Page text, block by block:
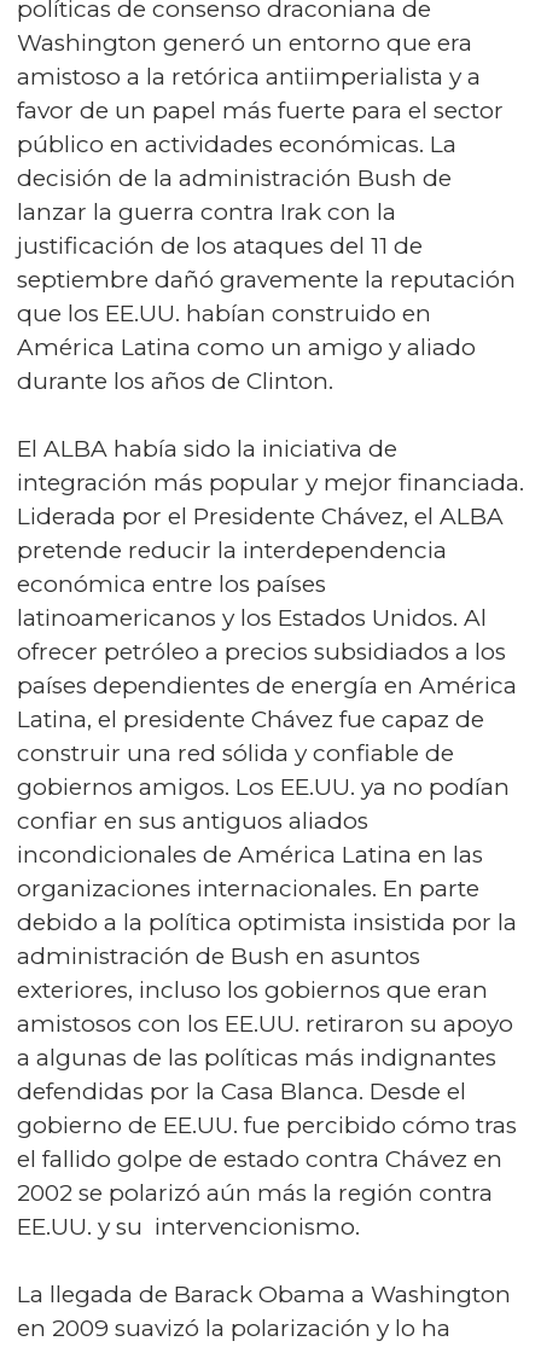
políticas de consenso draconiana de
Washington generó un entorno que era
amistoso a la retórica antiimperialista y a
favor de un papel más fuerte para el sector
público en actividades económicas. La
decisión de la administración Bush de
lanzar la guerra contra Irak con la
justificación de los ataques del 11 de
septiembre dañó gravemente la reputación
que los EE.UU. habían construido en
América Latina como un amigo y aliado
durante los años de Clinton.
El ALBA había sido la iniciativa de
integración más popular y mejor financiada.
Liderada por el Presidente Chávez, el ALBA
pretende reducir la interdependencia
económica entre los países
latinoamericanos y los Estados Unidos. Al
ofrecer petróleo a precios subsidiados a los
países dependientes de energía en América
Latina, el presidente Chávez fue capaz de
construir una red sólida y confiable de
gobiernos amigos. Los EE.UU. ya no podían
confiar en sus antiguos aliados
incondicionales de América Latina en las
organizaciones internacionales. En parte
debido a la política optimista insistida por la
administración de Bush en asuntos
exteriores, incluso los gobiernos que eran
amistosos con los EE.UU. retiraron su apoyo
a algunas de las políticas más indignantes
defendidas por la Casa Blanca. Desde el
gobierno de EE.UU. fue percibido cómo tras
el fallido golpe de estado contra Chávez en
2002 se polarizó aún más la región contra
EE.UU. y su intervencionismo.
La llegada de Barack Obama a Washington
en 2009 suavizó la polarización y lo ha